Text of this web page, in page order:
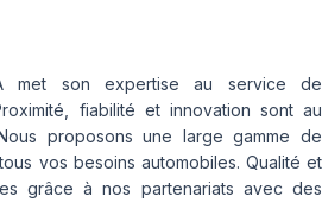
met son expertise au service de
fiabilité et innovation sont au
proposons une large gamme de
vos besoins automobiles. Qualité et
grâce à nos partenariats avec des